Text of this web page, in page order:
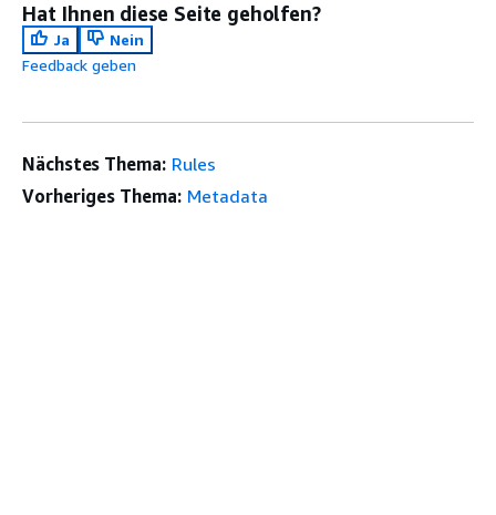
Hat Ihnen diese Seite geholfen?
Ja
Nein
Feedback geben
Nächstes Thema: Rules
Vorheriges Thema: Metadata